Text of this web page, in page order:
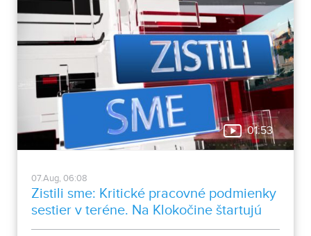
01:53
07.Aug, 06:08
Zistili sme: Kritické pracovné podmienky
sestier v teréne. Na Klokočine štartujú
kultúrne večery